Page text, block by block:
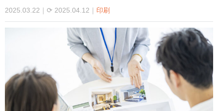
2025.03.22｜⟳ 2025.04.12｜ 印刷